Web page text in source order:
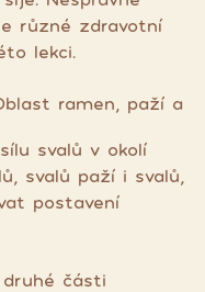
různé zdravotní
lekci.
ramen, paží a
svalů v okolí
svalů paží i svalů,
postavení
části